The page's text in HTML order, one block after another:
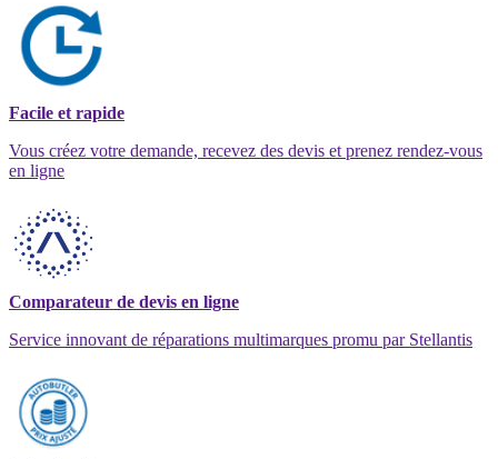
Facile et rapide
Vous créez votre demande, recevez des devis et prenez rendez-vous
en ligne
Comparateur de devis en ligne
Service innovant de réparations multimarques promu par Stellantis